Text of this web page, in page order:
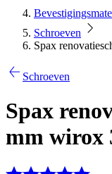
Schroeven
Spax
Schroeven
Spax
mm wirox